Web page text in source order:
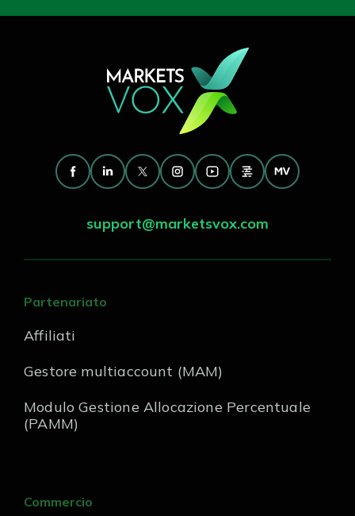
support@marketsvox.com
Partenariato
Affiliati
Gestore multiaccount (MAM)
Modulo Gestione Allocazione Percentuale
(PAMM)
Commercio